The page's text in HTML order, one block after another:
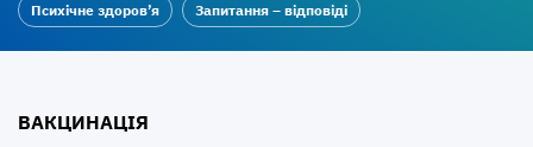
Психічне здоров’я Запитання – відповіді
ВАКЦИНАЦІЯ